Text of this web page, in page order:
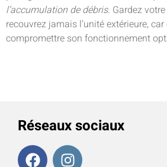
l’accumulation de débris. Gardez
recouvrez jamais l’unité extérieure,
compromettre son fonctionnement
Réseaux sociaux